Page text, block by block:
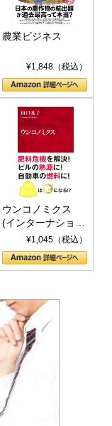
農業ビジネス
¥1,848（税込）
ウンコノミクス
(インターナショナ
ル新書)¥1,045（税込）